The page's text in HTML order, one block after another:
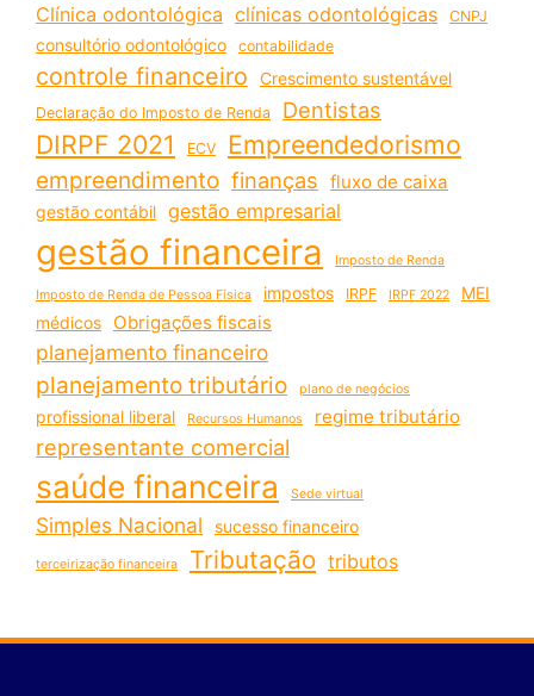
Clínica odontológica clínicas odontológicas CNPJ
consultório odontológico contabilidade
controle financeiro Crescimento sustentável
Declaração do Imposto de Renda Dentistas
DIRPF 2021 ECV Empreendedorismo
empreendimento finanças fluxo de caixa
gestão contábil gestão empresarial
gestão financeira Imposto de Renda
Imposto de Renda de Pessoa Física impostos IRPF IRPF 2022
MEI
médicos
Obrigações fiscais
planejamento financeiro
planejamento tributário plano de negócios
profissional liberal Recursos Humanos regime tributário
representante comercial
saúde financeira Sede virtual
Simples Nacional sucesso financeiro
terceirização financeira Tributação tributos